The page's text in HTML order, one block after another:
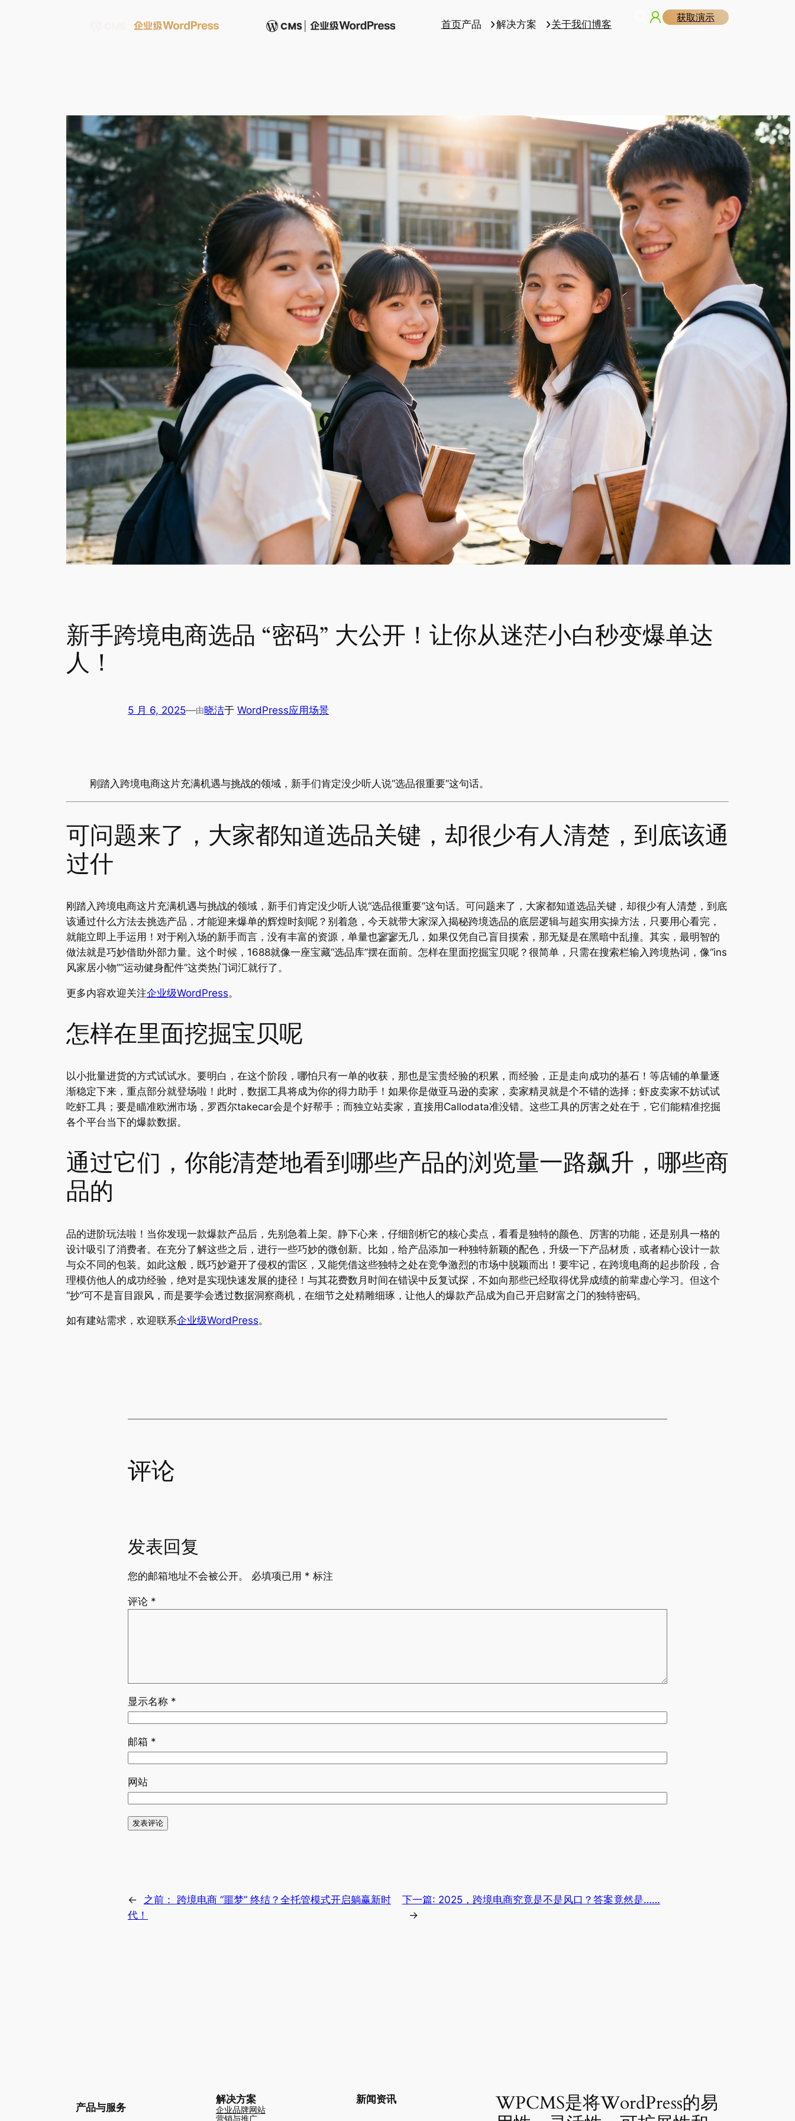
首页产品 解决方案 关于我们博客
获取演示
新手跨境电商选品 “密码” 大公开！让你从迷茫小白秒变爆单达
人！
5 月 6, 2025—由晓洁于 WordPress应用场景
刚踏入跨境电商这片充满机遇与挑战的领域，新手们肯定没少听人说“选品很重要”这句话。
可问题来了，大家都知道选品关键，却很少有人清楚，到底该通
过什
刚踏入跨境电商这片充满机遇与挑战的领域，新手们肯定没少听人说“选品很重要”这句话。可问题来了，大家都知道选品关键，却很少有人清楚，到底
该通过什么方法去挑选产品，才能迎来爆单的辉煌时刻呢？别着急，今天就带大家深入揭秘跨境选品的底层逻辑与超实用实操方法，只要用心看完，
就能立即上手运用！对于刚入场的新手而言，没有丰富的资源，单量也寥寥无几，如果仅凭自己盲目摸索，那无疑是在黑暗中乱撞。其实，最明智的
做法就是巧妙借助外部力量。这个时候，1688就像一座宝藏“选品库”摆在面前。怎样在里面挖掘宝贝呢？很简单，只需在搜索栏输入跨境热词，像“ins
风家居小物”“运动健身配件”这类热门词汇就行了。
更多内容欢迎关注企业级WordPress。
怎样在里面挖掘宝贝呢
以小批量进货的方式试试水。要明白，在这个阶段，哪怕只有一单的收获，那也是宝贵经验的积累，而经验，正是走向成功的基石！等店铺的单量逐
渐稳定下来，重点部分就登场啦！此时，数据工具将成为你的得力助手！如果你是做亚马逊的卖家，卖家精灵就是个不错的选择；虾皮卖家不妨试试
吃虾工具；要是瞄准欧洲市场，罗西尔takecar会是个好帮手；而独立站卖家，直接用Callodata准没错。这些工具的厉害之处在于，它们能精准挖掘
各个平台当下的爆款数据。
通过它们，你能清楚地看到哪些产品的浏览量一路飙升，哪些商
品的
品的进阶玩法啦！当你发现一款爆款产品后，先别急着上架。静下心来，仔细剖析它的核心卖点，看看是独特的颜色、厉害的功能，还是别具一格的
设计吸引了消费者。在充分了解这些之后，进行一些巧妙的微创新。比如，给产品添加一种独特新颖的配色，升级一下产品材质，或者精心设计一款
与众不同的包装。如此这般，既巧妙避开了侵权的雷区，又能凭借这些独特之处在竞争激烈的市场中脱颖而出！要牢记，在跨境电商的起步阶段，合
理模仿他人的成功经验，绝对是实现快速发展的捷径！与其花费数月时间在错误中反复试探，不如向那些已经取得优异成绩的前辈虚心学习。但这个
“抄”可不是盲目跟风，而是要学会透过数据洞察商机，在细节之处精雕细琢，让他人的爆款产品成为自己开启财富之门的独特密码。
如有建站需求，欢迎联系企业级WordPress。
评论
发表回复
您的邮箱地址不会被公开。 必填项已用 * 标注
评论 *
显示名称 *
邮箱 *
网站
← 之前： 跨境电商 “噩梦” 终结？全托管模式开启躺赢新时
代！
下一篇: 2025，跨境电商究竟是不是风口？答案竟然是……
→
产品与服务
解决方案
企业品牌网站
营销与推广
新闻资讯
WPCMS是将WordPress的易